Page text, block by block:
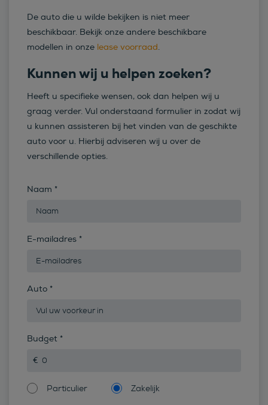
De auto die u wilde bekijken is niet meer
beschikbaar. Bekijk onze andere beschikbare
modellen in onze lease voorraad.
Kunnen wij u helpen zoeken?
Heeft u specifieke wensen, ook dan helpen wij u
graag verder. Vul onderstaand formulier in zodat wij
u kunnen assisteren bij het vinden van de geschikte
auto voor u. Hierbij adviseren wij u over de
verschillende opties.
Naam *
E-mailadres *
Auto *
Budget *
Particulier Zakelijk